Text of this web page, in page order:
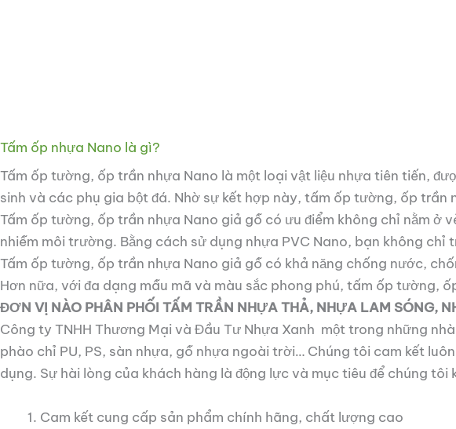
Tấm ốp nhựa Nano là gì?
Tấm ốp tường, ốp trần nhựa Nano là một loại vật liệu nhựa tiên tiến,
sinh và các phụ gia bột đá. Nhờ sự kết hợp này, tấm ốp tường, ốp
Tấm ốp tường, ốp trần nhựa Nano giả gỗ có ưu điểm không chỉ nằm ở
nhiễm môi trường. Bằng cách sử dụng nhựa PVC Nano, bạn không
Tấm ốp tường, ốp trần nhựa Nano giả gỗ có khả năng chống nước,
Hơn nữa, với đa dạng mẫu mã và màu sắc phong phú, tấm ốp tường,
ĐƠN VỊ NÀO PHÂN PHỐI TẤM TRẦN NHỰA THẢ, NHỰA LAM SÓNG,
Công ty TNHH Thương Mại và Đầu Tư Nhựa Xanh một trong những
phào chỉ PU, PS, sàn nhựa, gỗ nhựa ngoài trời… Chúng tôi cam kết
dụng. Sự hài lòng của khách hàng là động lực và mục tiêu để chúng
Cam kết cung cấp sản phẩm chính hãng, chất lượng cao